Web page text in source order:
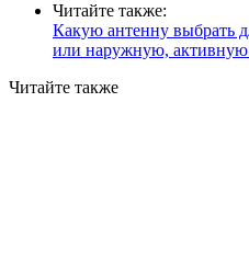
Читайте также:
Какую антенну выбрать
или наружную,
Читайте также